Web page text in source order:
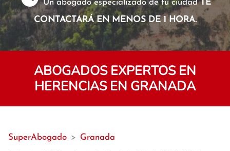
Un abogado especializado de tu ciudadTE
CONTACTARÁ EN MENOS DE 1 HORA.
ABOGADOS EXPERTOS EN
HERENCIAS EN GRANADA
SuperAbogado > Granada